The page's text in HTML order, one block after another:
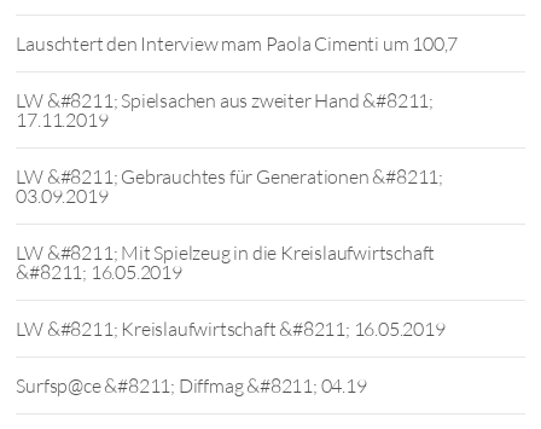
Lauschtert den Interview mam Paola Cimenti um 100,7
LW &#8211; Spielsachen aus zweiter Hand &#8211;
17.11.2019
LW &#8211; Gebrauchtes für Generationen &#8211;
03.09.2019
LW &#8211; Mit Spielzeug in die Kreislaufwirtschaft
&#8211; 16.05.2019
LW &#8211; Kreislaufwirtschaft &#8211; 16.05.2019
Surfsp@ce &#8211; Diffmag &#8211; 04.19